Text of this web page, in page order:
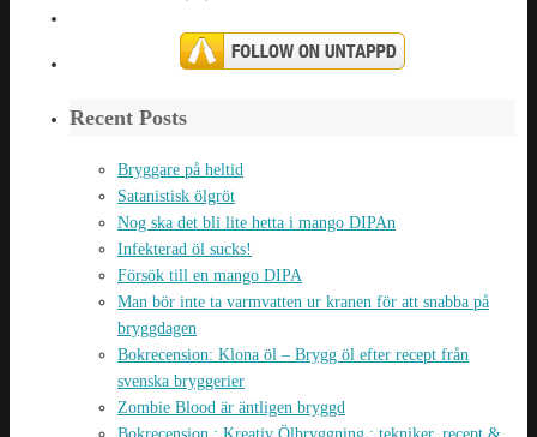
Recent Posts
Bryggare på heltid
Satanistisk ölgröt
Nog ska det bli lite hetta i mango DIPAn
Infekterad öl sucks!
Försök till en mango DIPA
Man bör inte ta varmvatten ur kranen för att snabba på
bryggdagen
Bokrecension: Klona öl – Brygg öl efter recept från
svenska bryggerier
Zombie Blood är äntligen bryggd